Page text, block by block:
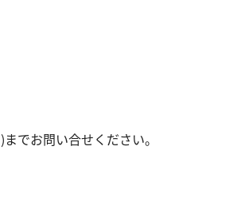
)までお問い合せください。